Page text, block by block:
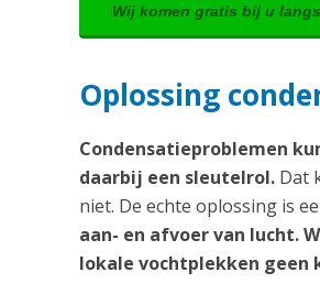
Wij komen gratis bij u
Oplossing
Condensatieproblemen
daarbij een sleutelrol. Dat
niet. De echte oplossing is
aan- en afvoer van lucht.
lokale vochtplekken geen